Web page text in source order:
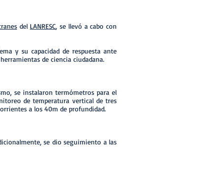
del LANRESC, se llevó a cabo con
y su capacidad de respuesta ante
de ciencia ciudadana.
se instalaron termómetros para el
de temperatura vertical de tres
a los 40m de profundidad.
se dio seguimiento a las